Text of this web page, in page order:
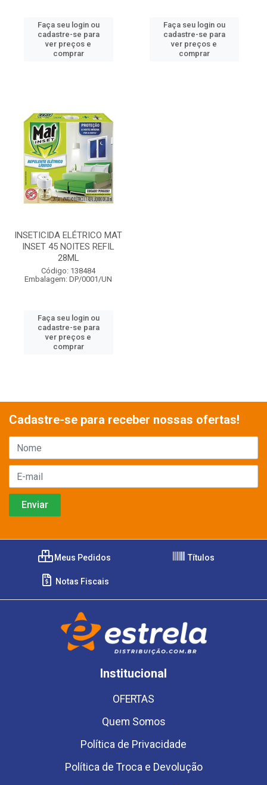
Faça seu login ou
cadastre-se para
ver preços e
comprar
Faça seu login ou
cadastre-se para
ver preços e
comprar
INSETICIDA ELÉTRICO MAT
INSET 45 NOITES REFIL
28ML
Código: 138484
Embalagem: DP/0001/UN
Faça seu login ou
cadastre-se para
ver preços e
comprar
Cadastre-se para receber nossas ofertas!
Meus Pedidos Títulos
Notas Fiscais
Institucional
OFERTAS
Quem Somos
Política de Privacidade
Política de Troca e Devolução